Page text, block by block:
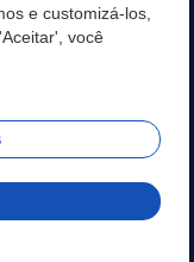
e customizá-los,
você